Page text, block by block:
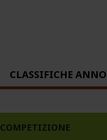
CLASSIFICHE
COMPETIZIONE